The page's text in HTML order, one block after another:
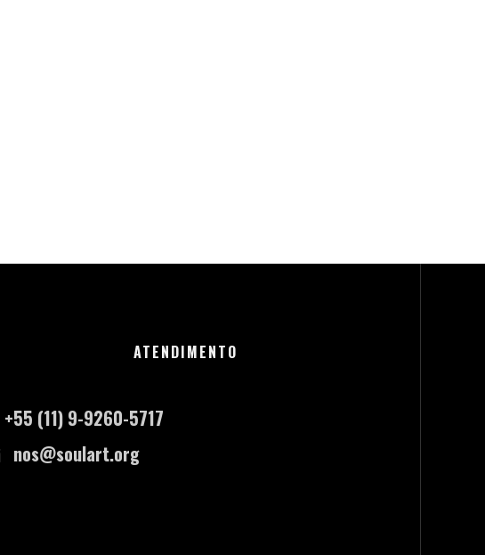
ATENDIMENTO
+55 (11) 9-9260-5717
nos@soulart.org